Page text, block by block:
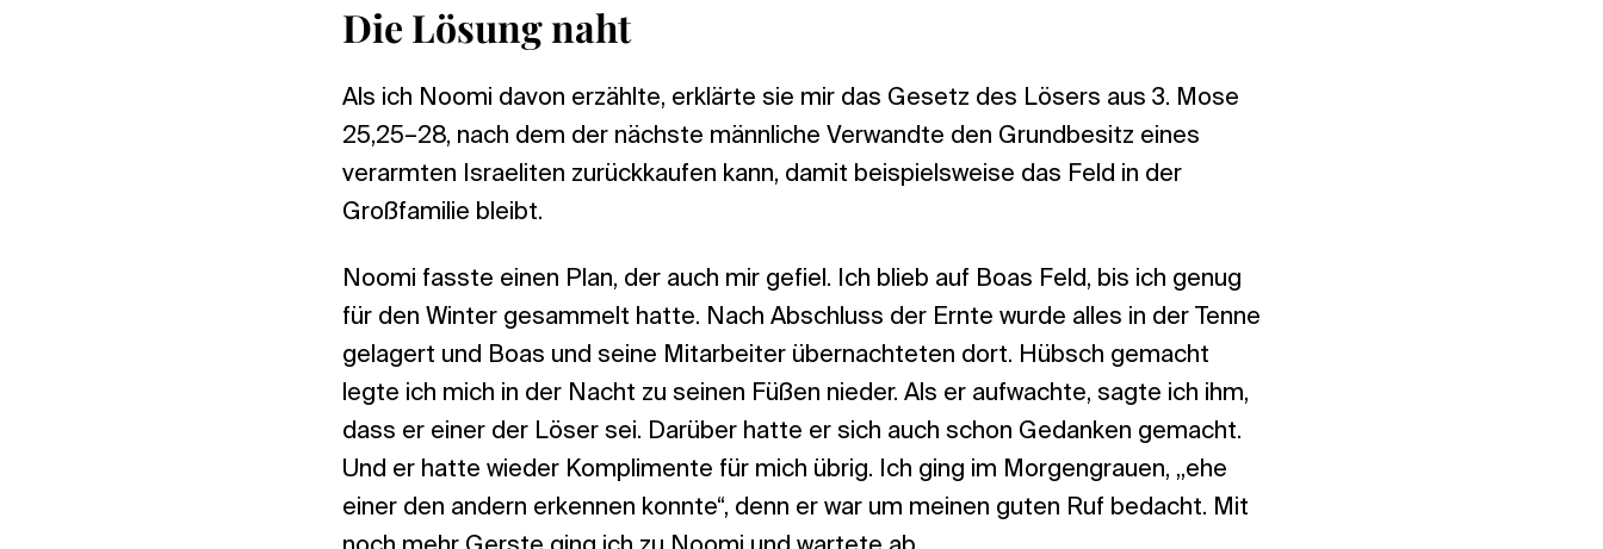
Die Lösung naht
Als ich Noomi davon erzählte, erklärte sie mir das Gesetz des Lösers aus 3. Mose
25,25–28, nach dem der nächste männliche Verwandte den Grundbesitz eines
verarmten Israeliten zurückkaufen kann, damit beispielsweise das Feld in der
Großfamilie bleibt.
Noomi fasste einen Plan, der auch mir gefiel. Ich blieb auf Boas Feld, bis ich genug
für den Winter gesammelt hatte. Nach Abschluss der Ernte wurde alles in der Tenne
gelagert und Boas und seine Mitarbeiter übernachteten dort. Hübsch gemacht
legte ich mich in der Nacht zu seinen Füßen nieder. Als er aufwachte, sagte ich ihm,
dass er einer der Löser sei. Darüber hatte er sich auch schon Gedanken gemacht.
Und er hatte wieder Komplimente für mich übrig. Ich ging im Morgengrauen, „ehe
einer den andern erkennen konnte“, denn er war um meinen guten Ruf bedacht. Mit